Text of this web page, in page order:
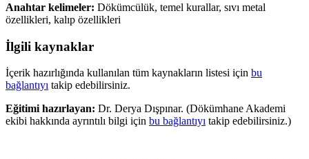
Anahtar kelimeler: Dökümcülük, temel kurallar, sıvı metal
özellikleri, kalıp özellikleri
İlgili kaynaklar
İçerik hazırlığında kullanılan tüm kaynakların listesi için bu
bağlantıyı takip edebilirsiniz.
Eğitimi hazırlayan: Dr. Derya Dışpınar. (Dökümhane Akademi
ekibi hakkında ayrıntılı bilgi için bu bağlantıyı takip edebilirsiniz.)